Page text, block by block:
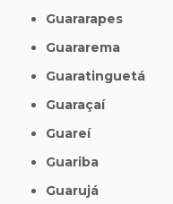
Guararapes
Guararema
Guaratinguetá
Guaraçaí
Guareí
Guariba
Guarujá